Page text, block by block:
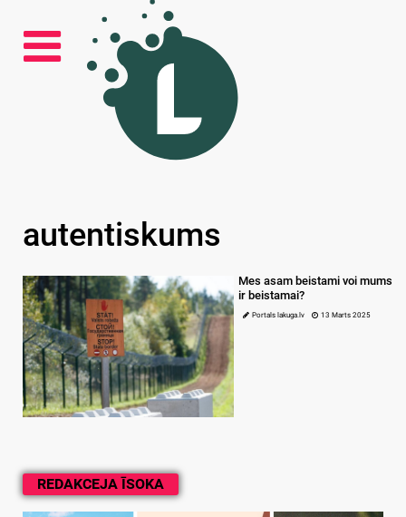
REDAKCEJA ĪSOKA
autentiskums
Mes asam beistami voi mums
ir beistamai?
Portals lakuga.lv 13 Marts 2025